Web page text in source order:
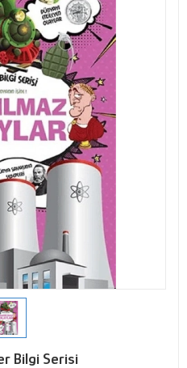
Bilgi Serisi